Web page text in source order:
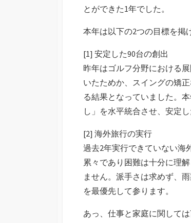
とができた1年でした。
本年は以下の2つの目標を掲
[1] 安定した90台の創出
昨年はゴルフ分野における
いたためか、スイングの矯
る結果となっていました。
し」を水平統合させ、安定
[2] 海外旅行の実行
過去2年実行できていない海
累々であり困難は十分に理
ません。派手さは求めず、
を最優先して参ります。
あっ、仕事と家庭に関して